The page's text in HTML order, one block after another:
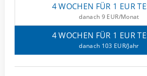
4 WOCHEN FÜR 1 EUR
danach 9 EUR/Monat
4 WOCHEN FÜR 1 EUR
danach 103 EUR/Jahr